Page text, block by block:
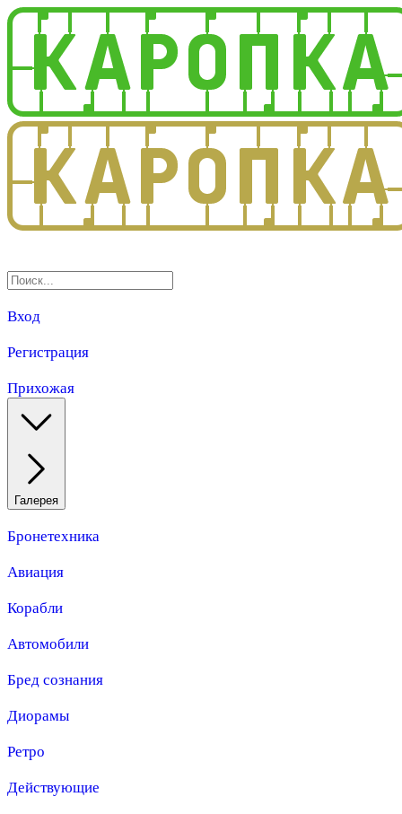
Вход
Регистрация
Прихожая
Галерея
Бронетехника
Авиация
Корабли
Автомобили
Бред сознания
Диорамы
Ретро
Действующие